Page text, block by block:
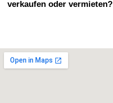
verkaufen oder vermieten?